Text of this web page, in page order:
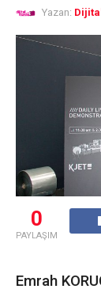
Yazan:
0
PAYLAŞIM
Emrah